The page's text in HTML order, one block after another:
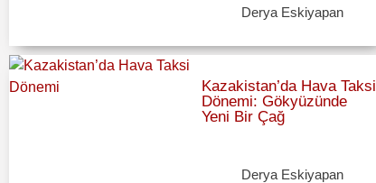
Derya Eskiyapan
Kazakistan’da Hava Taksi
Dönemi: Gökyüzünde
Yeni Bir Çağ
Derya Eskiyapan